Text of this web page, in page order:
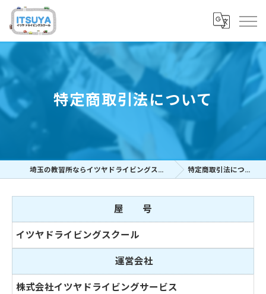
特定商取引法について
埼玉の教習所ならイツヤドライビングスクール 特定商取引法について
屋 号
イツヤドライビングスクール
運営会社
株式会社イツヤドライビングサービス